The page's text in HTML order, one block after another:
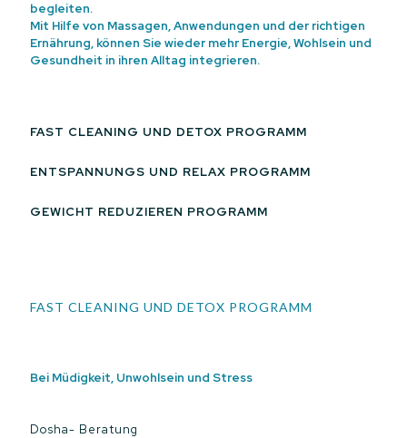
begleiten.
Mit Hilfe von Massagen, Anwendungen und der richtigen
Ernährung, können Sie wieder mehr Energie, Wohlsein und
Gesundheit in ihren Alltag integrieren.
FAST CLEANING UND DETOX PROGRAMM
ENTSPANNUNGS UND RELAX PROGRAMM
GEWICHT REDUZIEREN PROGRAMM
FAST CLEANING UND DETOX PROGRAMM
Bei Müdigkeit, Unwohlsein und Stress
Dosha- Beratung